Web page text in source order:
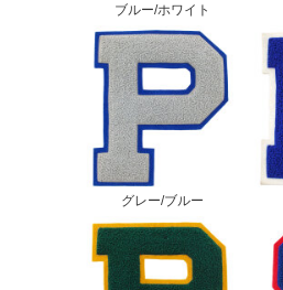
ブルー/ホワイト
グレー/ブルー